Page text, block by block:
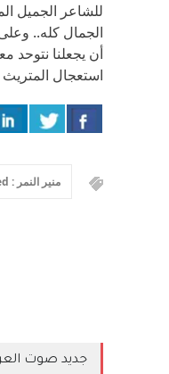
للشاعر الجميل
الجمال كله..
أن يجعلنا
استعجال المتريث
منير النمر : featured
جديد صوت